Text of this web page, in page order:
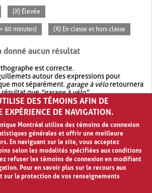
(X) Élevée
60 minutes) (X) En classe et hors classe
donné aucun résultat
est correcte.
autour des expressions pour
mot séparément. garage à véloretournera
résultat que"garage à vélo".
votre recherche avec OR.garage OR vélo
plus de résultat quegarage à vélo
DES TÉMOINS AFIN DE
EXPÉRIENCE DE NAVIGATION.
Montréal utilise des témoins de connexion
générales et offrir une meilleure
En naviguant sur le site, vous acceptez
selon les modalités spécifiées aux conditions
refuser les témoins de connexion en modifiant
Pour en savoir plus sur le recours aux
sur la protection de vos renseignements